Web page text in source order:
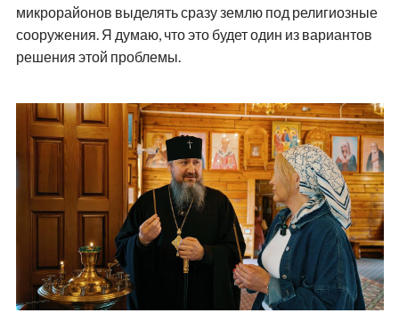
микрорайонов выделять сразу землю под религиозные
сооружения. Я думаю, что это будет один из вариантов
решения этой проблемы.